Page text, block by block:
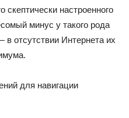
скептически настроенного
минус у такого рода
отсутствии Интернета их
для навигации